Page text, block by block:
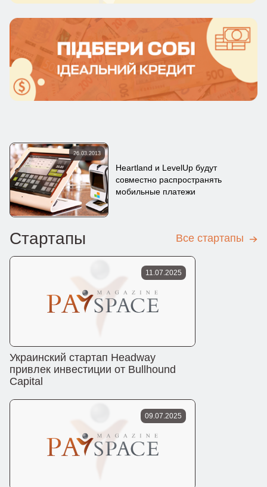
26.03.2013
Heartland и LevelUp будут
совместно распространять
мобильные платежи
Стартапы Все стартапы
11.07.2025
Украинский стартап Headway
привлек инвестиции от Bullhound
Capital
09.07.2025